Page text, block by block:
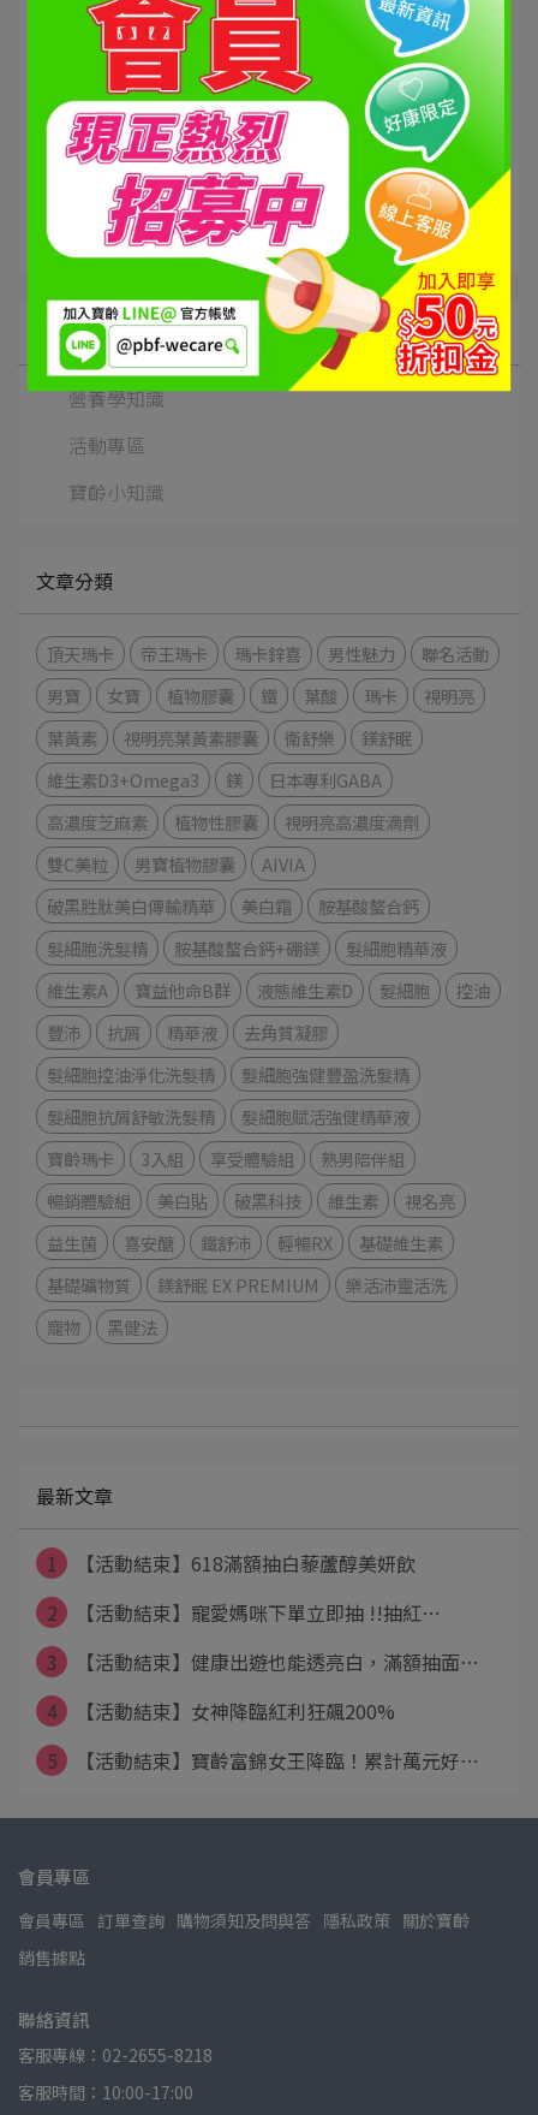
【紅利點數教學】可至紅利商城查詢 >>>點擊
前往寶齡富錦紅利商
https://bit.ly/3OK8tY1
所有文章主題
營養學知識
活動專區
寶齡小知識
文章分類
頂天瑪卡 帝王瑪卡 瑪卡鋅喜 男性魅力
聯名活動
男寶
女寶 植物膠囊 鐵 葉酸 瑪卡
視明亮
葉黃素
視明亮葉黃素膠囊 衛舒樂
鎂舒眠
維生素D3+Omega3
鎂
日本專利GABA
高濃度芝麻素
植物性膠囊
視明亮高濃度滴劑
雙C美粒
男寶植物膠囊
AIVIA
破黑胜肽美白傳輸精華
美白霜
胺基酸螯合鈣
髮細胞洗髮精
胺基酸螯合鈣+硼鎂
髮細胞精華液
維生素A
寶益他命B群 液態維生素D 髮細胞
控油
豐沛
抗屑 精華液
去角質凝膠
髮細胞控油淨化洗髮精
髮細胞強健豐盈洗髮精
髮細胞抗屑舒敏洗髮精
髮細胞賦活強健精華液
寶齡瑪卡
3入組 享受體驗組
熟男陪伴組
暢銷體驗組
美白貼 破黑科技 維生素
視名亮
益生菌
喜安醣 鐵舒沛 輕暢RX
基礎維生素
基礎礦物質
鎂舒眠 EX PREMIUM
樂活沛靈活洗
寵物
黑健法
最新文章
1
【活動結束】618滿額抽白藜蘆醇美妍飲
2
【活動結束】寵愛媽咪下單立即抽 !!抽紅⋯
3
【活動結束】健康出遊也能透亮白，滿額抽面⋯
4
【活動結束】女神降臨紅利狂飆200%
5
【活動結束】寶齡富錦女王降臨！累計萬元好⋯
會員專區
會員專區 訂單查詢 購物須知及問與答 隱私政策 關於寶齡
銷售據點
聯絡資訊
客服專線：02-2655-8218
客服時間：10:00-17:00